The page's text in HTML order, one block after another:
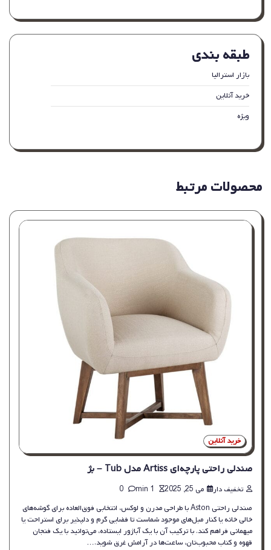
طبقه بندی
بازار استرالیا
خرید آنلاین
ویژه
محصولات مرتبط
خرید آنلاین
صندلی راحتی پارچه‌ای Artiss مدل Tub – بژ
تخفیف دار می 25, 2025
صندلی راحتی Aston با طراحی مدرن و لوکس، انتخابی فوق‌العاده برای گوشه‌های
خالی خانه یا کنار مبل‌های موجود شماست تا فضایی گرم و دلپذیر برای استراحت یا
میهمانی فراهم کند. با ترکیب آن با یک آباژور ایستاده، می‌توانید با یک فنجان
قهوه و کتاب محبوب‌تان، ساعت‌ها در آرامش غرق شوید.…